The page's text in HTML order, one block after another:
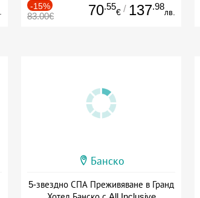
-15%
83.00€ 70.55
€ / 137.98
лв.
Банско
5-звездно СПА Преживяване в Гранд